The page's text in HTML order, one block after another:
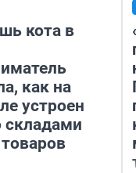
кота в
как на
устроен
складами